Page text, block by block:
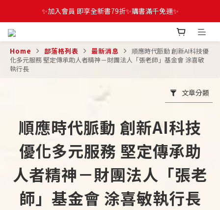
✨加入會員 即享全新書79折✨購書滿千免運✨
Home 部落格列表 最新消息
順應時代脈動 創新AI科技優
化多元服務 堅定傳承助人者精神－財團法人「張老師」基金會 涂喜敏
執行長
文章分類
順應時代脈動 創新AI科技
優化多元服務 堅定傳承助
人者精神－財團法人「張老
師」基金會 涂喜敏執行長